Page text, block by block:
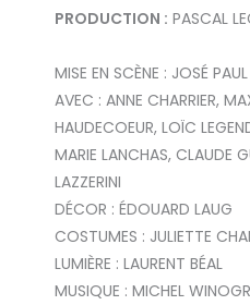
PRODUCTION : PASCAL
MISE EN SCÈNE : JOSÉ PAUL
AVEC : ANNE CHARRIER,
HAUDECOEUR, LOÏC
MARIE LANCHAS, CLAUDE
LAZZERINI
DÉCOR : ÉDOUARD LAUG
COSTUMES : JULIETTE
LUMIÈRE : LAURENT BÉAL
MUSIQUE : MICHEL